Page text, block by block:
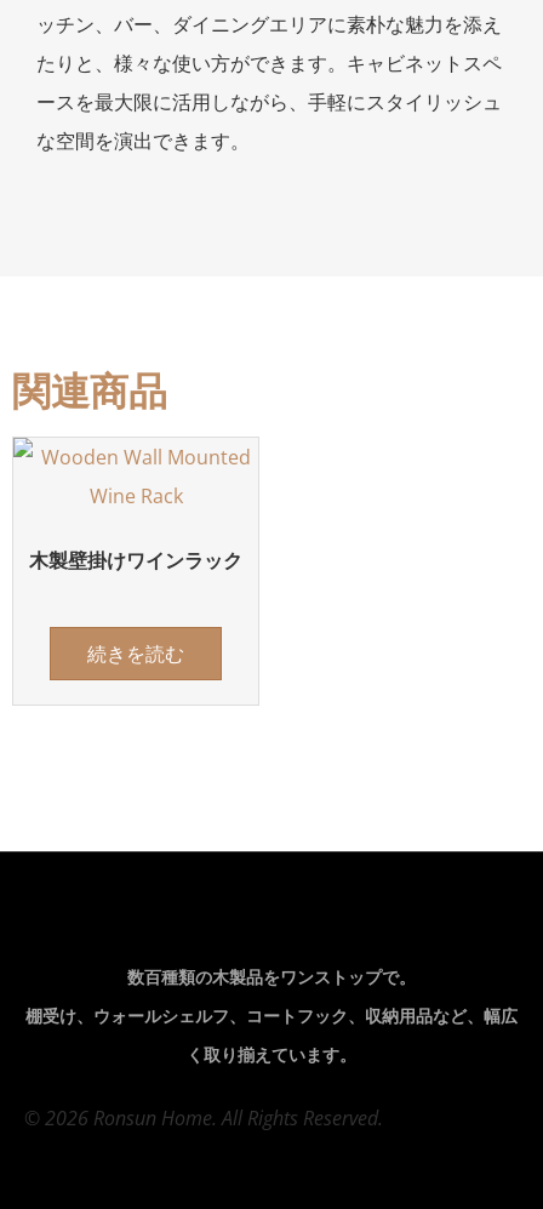
ッチン、バー、ダイニングエリアに素朴な魅力を添え
たりと、様々な使い方ができます。キャビネットスペ
ースを最大限に活用しながら、手軽にスタイリッシュ
な空間を演出できます。
関連商品
木製壁掛けワインラック
続きを読む
数百種類の木製品をワンストップで。
棚受け、ウォールシェルフ、コートフック、収納用品など、幅広
く取り揃えています。
© 2026 Ronsun Home. All Rights Reserved.